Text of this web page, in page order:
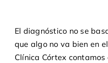
El diagnóstico no se
que algo no va bien en
Clínica Córtex